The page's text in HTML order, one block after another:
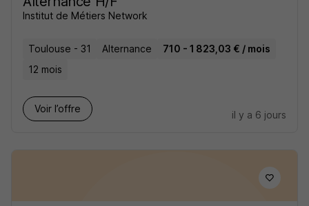
Institut de Métiers Network
Toulouse - 31 Alternance
710 - 1 823,03 € / mois
12 mois
Voir l’offre
il y a 6 jours